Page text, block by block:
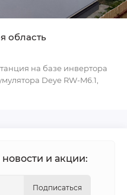
область
на базе инвертора
Deye RW-M6.1,
и акции:
Подписаться